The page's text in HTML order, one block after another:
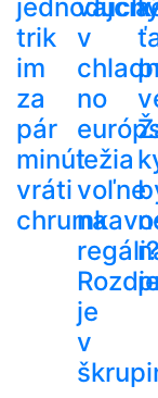
trik
im
za
pár
minút
vráti
vajcia
v
no
ležia
voľne
na
je
v